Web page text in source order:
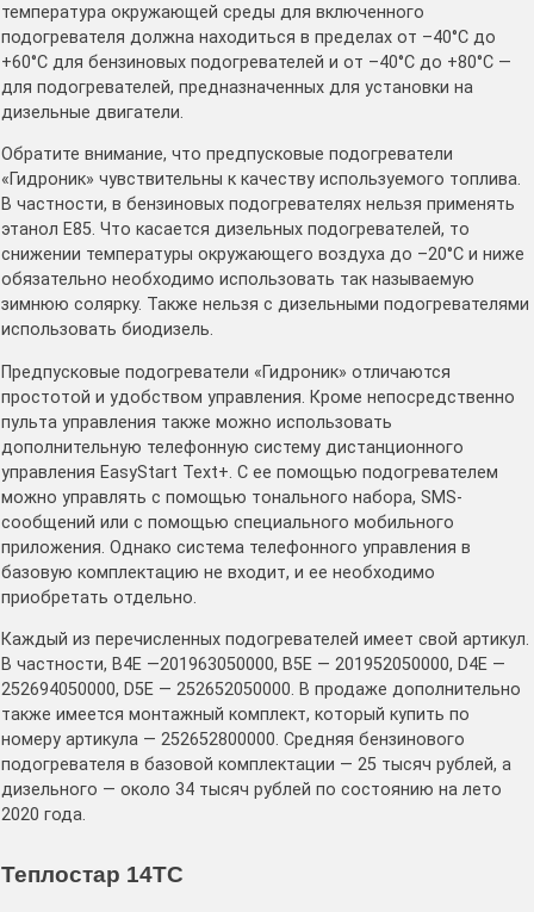
температура окружающей среды для включенного
подогревателя должна находиться в пределах от –40°C до
+60°C для бензиновых подогревателей и от –40°C до +80°C —
для подогревателей, предназначенных для установки на
дизельные двигатели.
Обратите внимание, что предпусковые подогреватели
«Гидроник» чувствительны к качеству используемого топлива.
В частности, в бензиновых подогревателях нельзя применять
этанол Е85. Что касается дизельных подогревателей, то
снижении температуры окружающего воздуха до –20°C и ниже
обязательно необходимо использовать так называемую
зимнюю солярку. Также нельзя с дизельными подогревателями
использовать биодизель.
Предпусковые подогреватели «Гидроник» отличаются
простотой и удобством управления. Кроме непосредственно
пульта управления также можно использовать
дополнительную телефонную систему дистанционного
управления EasyStart Text+. С ее помощью подогревателем
можно управлять с помощью тонального набора, SMS-
сообщений или с помощью специального мобильного
приложения. Однако система телефонного управления в
базовую комплектацию не входит, и ее необходимо
приобретать отдельно.
Каждый из перечисленных подогревателей имеет свой артикул.
В частности, B4E —201963050000, B5E — 201952050000, D4E —
252694050000, D5E — 252652050000. В продаже дополнительно
также имеется монтажный комплект, который купить по
номеру артикула — 252652800000. Средняя бензинового
подогревателя в базовой комплектации — 25 тысяч рублей, а
дизельного — около 34 тысяч рублей по состоянию на лето
2020 года.
Теплостар 14ТС